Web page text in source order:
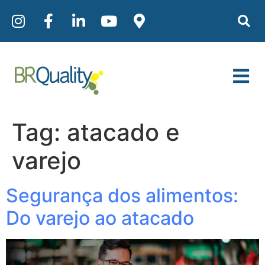
Tag: atacado e
varejo
Segurança dos alimentos:
Do varejo ao atacado